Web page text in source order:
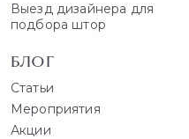
Выезд дизайнера для
подбора штор
БЛОГ
Статьи
Мероприятия
Акции